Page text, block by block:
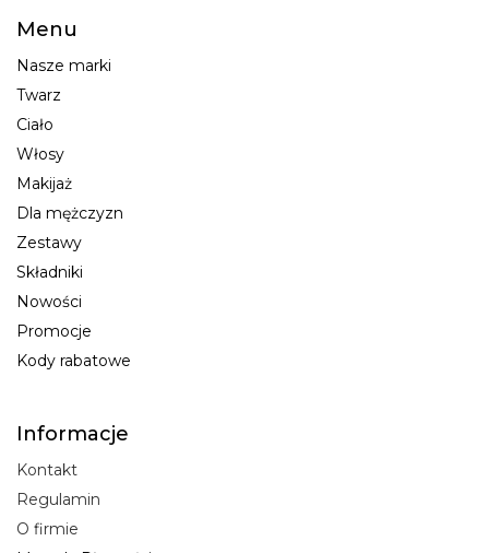
Menu
Nasze marki
Twarz
Ciało
Włosy
Makijaż
Dla mężczyzn
Zestawy
Składniki
Nowości
Promocje
Kody rabatowe
Informacje
Kontakt
Regulamin
O firmie